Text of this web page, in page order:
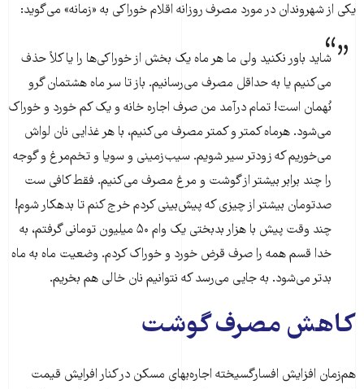
یکی از شهروندان در مورد مصرف روزانه اقلام خوراکی به «زمانه» می‌گوید:
شاید باور نکنید ولی ما هر ماه یک بخش از خوراکی‌ها را یا کلاً حذف
می‌کنیم یا به حداقل مصرف می‌رسانیم. باز تا سر ماه هشتمان گرو
نُهمان است! تمام درآمد من صرف اجاره خانه و یک کم خورد و خوراک
می‌شود. هرماه کمتر و کمتر مصرف می‌کنیم، با هر غذایی نان لواش
می‌خوریم که زودتر سیر شویم. سیب‌زمینی و سویا و تخم‌مرغ و گوجه
را چند برابر بیشتر از گوشت و مرغ مصرف می‌کنیم. فقط کافی ست
صدتومان بیشتر از چیزی که پیش‌بینی کردم خرج کنم تا بدهکار شوم!
چند وقت پیش با هزار بدبختی یک وام ۵۰ میلیون تومانی گرفتم، به
خدا قسم همه را صرف قرض خورد و خوراک کردم. وضعیت ماه به ماه
بدتر می‌شود. به جایی می‌رسد که نتوانیم نان خالی هم بخریم.
کاهش مصرف گوشت
هم‌زمان افزایش افسارگسیخته اجاره‌بهای مسکن در کنار افرایش قیمت